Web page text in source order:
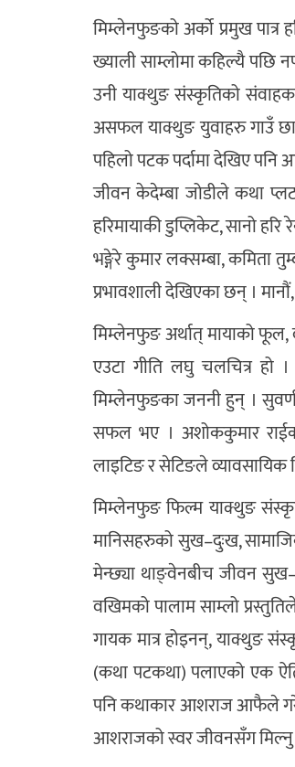
मिम्लेनफुङको अर्को प्रमुख पात्र
ख्याली साम्लोमा कहिल्यै पछि
उनी याक्थुङ संस्कृतिको
असफल याक्थुङ युवाहरु गाउँ
पहिलो पटक पर्दामा देखिए पनि
जीवन केदेम्बा जोडीले कथा
हरिमायाकी डुप्लिकेट, सानो
भङ्गेरे कुमार लक्सम्बा, कमिता
प्रभावशाली देखिएका छन् ।
मिम्लेनफुङ अर्थात् मायाको फूल,
एउटा गीति लघु चलचित्र हो
मिम्लेनफुङका जननी हुन् ।
सफल भए । अशोककुमार
लाइटिङ र सेटिङले
मिम्लेनफुङ फिल्म याक्थुङ
मानिसहरुको सुख–दुःख,
मेन्छ्या थाङ्वेनबीच जीवन
वखिमको पालाम साम्लो
गायक मात्र होइनन्, याक्थुङ
(कथा पटकथा) पलाएको एक
पनि कथाकार आशराज आफैले
आशराजको स्वर जीवनसँग मिल्नु